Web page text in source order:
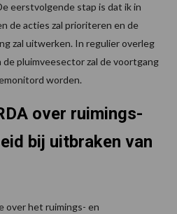
eerstvolgende stap is dat ik in
de acties zal prioriteren en de
zal uitwerken. In regulier overleg
pluimveesector zal de voortgang
worden.
over ruimings-
bij uitbraken van
over het ruimings- en